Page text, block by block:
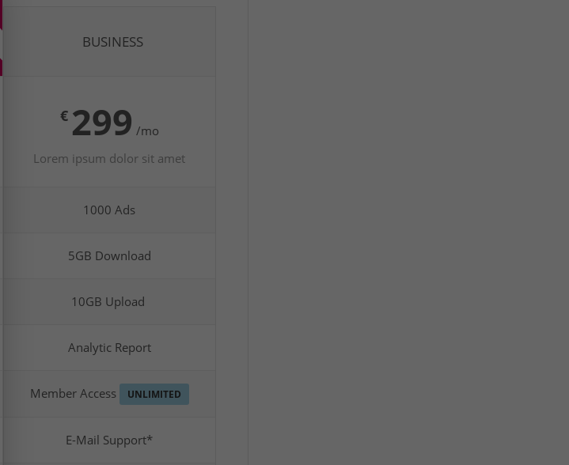
BUSINESS
€ 299 /mo
Lorem ipsum dolor sit amet
1000 Ads
5GB Download
10GB Upload
Analytic Report
Member Access UNLIMITED
E-Mail Support*